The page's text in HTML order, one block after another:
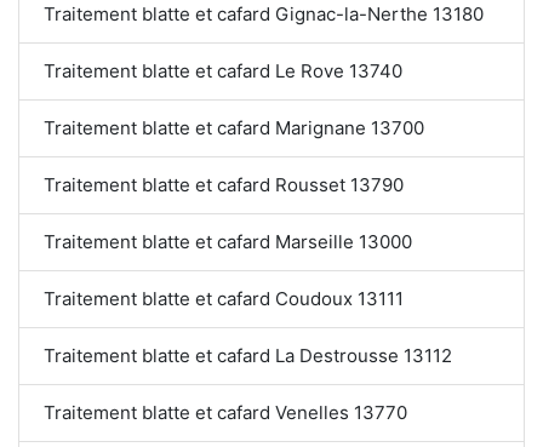
Traitement blatte et cafard Gignac-la-Nerthe 13180
Traitement blatte et cafard Le Rove 13740
Traitement blatte et cafard Marignane 13700
Traitement blatte et cafard Rousset 13790
Traitement blatte et cafard Marseille 13000
Traitement blatte et cafard Coudoux 13111
Traitement blatte et cafard La Destrousse 13112
Traitement blatte et cafard Venelles 13770